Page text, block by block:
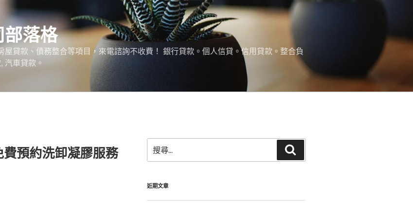
落格
貸款、債務整合等項目，來電諮詢不收費！ 銀行貸款。個人信貸。信用貸款。整合負
汽車貸款。
預約洗卸凝膠服務
尋
關
字:
尋
近期文章